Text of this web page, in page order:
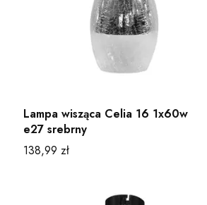
Lampa wisząca Celia 16 1x60w
e27 srebrny
Cena
138,99 zł